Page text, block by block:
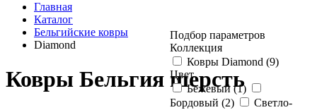
Подбор параметров
Коллекция
Ковры Diamond (9)
Цвет
Бежевый (1)
Бордовый (2)
Светло-
Главная
Каталог
Бельгийские ковры
Diamond
Ковры Бельгия шерсть